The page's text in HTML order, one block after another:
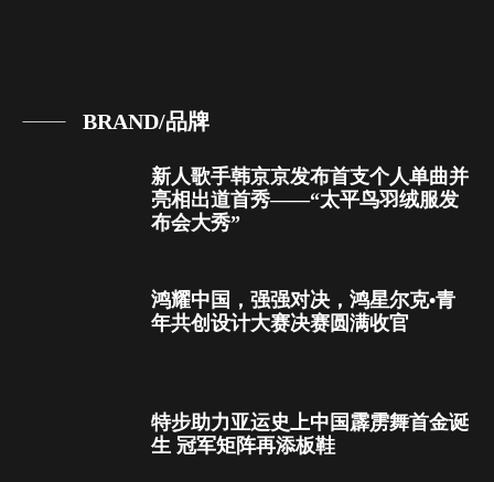
BRAND/品牌
新人歌手韩京京发布首支个人单曲并
亮相出道首秀——“太平鸟羽绒服发
布会大秀”
鸿耀中国，强强对决，鸿星尔克•青
年共创设计大赛决赛圆满收官
特步助力亚运史上中国霹雳舞首金诞
生 冠军矩阵再添板鞋